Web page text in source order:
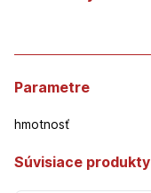
Parametre
hmotnosť
Súvisiace produkty